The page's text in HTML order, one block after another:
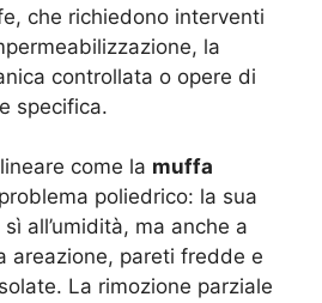
che richiedono interventi
la
controllata o opere di
specifica.
come la muffa
poliedrico: la sua
all’umidità, ma anche a
areazione, pareti fredde e
La rimozione parziale